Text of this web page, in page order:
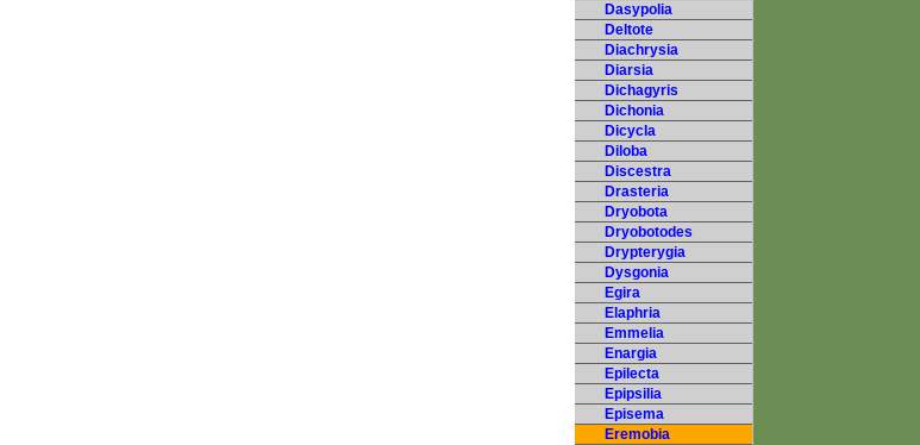
Dasypolia
Deltote
Diachrysia
Diarsia
Dichagyris
Dichonia
Dicycla
Diloba
Discestra
Drasteria
Dryobota
Dryobotodes
Drypterygia
Dysgonia
Egira
Elaphria
Emmelia
Enargia
Epilecta
Epipsilia
Episema
Eremobia